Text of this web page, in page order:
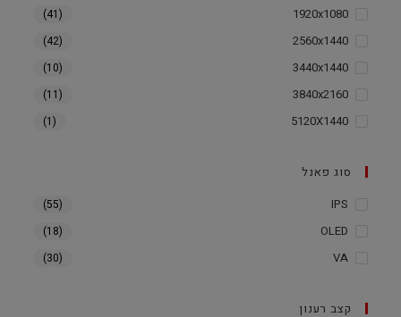
1920x1080
(41)
2560x1440
(42)
3440x1440
(10)
3840x2160
(11)
5120X1440
(1)
סוג פאנל
IPS
(55)
OLED
(18)
VA
(30)
קצב רענון